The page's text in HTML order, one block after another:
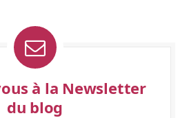
à la Newsletter
du blog